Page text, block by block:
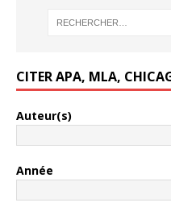
CITER APA, MLA,
Auteur(s)
Année